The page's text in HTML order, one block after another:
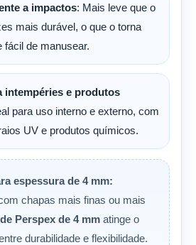
a impactos: Mais leve que o
mais durável, o que o torna
fácil de manusear.
intempéries e produtos
para uso interno e externo, com
UV e produtos químicos.
espessura de 4 mm:
chapas mais finas ou mais
Perspex de 4 mm atinge o
durabilidade e flexibilidade.